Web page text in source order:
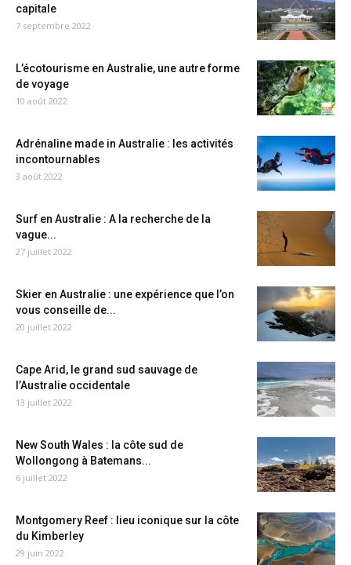
capitale
7 septembre 2022
L’écotourisme en Australie, une autre forme
de voyage
10 août 2022
Adrénaline made in Australie : les activités
incontournables
3 août 2022
Surf en Australie : A la recherche de la
vague...
27 juillet 2022
Skier en Australie : une expérience que l’on
vous conseille de...
20 juillet 2022
Cape Arid, le grand sud sauvage de
l’Australie occidentale
13 juillet 2022
New South Wales : la côte sud de
Wollongong à Batemans...
6 juillet 2022
Montgomery Reef : lieu iconique sur la côte
du Kimberley
29 juin 2022